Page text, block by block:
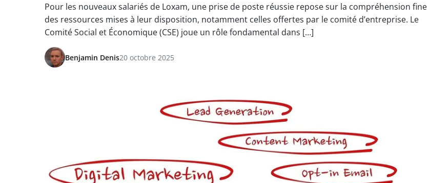
Pour les nouveaux salariés de Loxam, une prise de poste réussie repose sur la compréhension fine
des ressources mises à leur disposition, notamment celles offertes par le comité d’entreprise. Le
Comité Social et Économique (CSE) joue un rôle fondamental dans […]
Benjamin Denis20 octobre 2025